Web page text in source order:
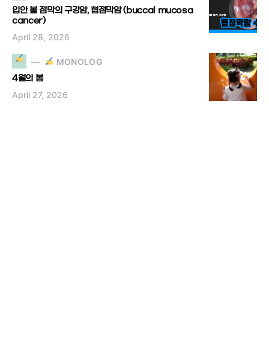
입안 볼 점막의 구강암, 협점막암 (buccal mucosa
cancer)
April 28, 2026
MONOLOG
4월의 봄
April 27, 2026